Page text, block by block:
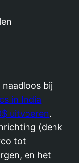
bij
in India
uitvoeren.
(denk
tot
en het